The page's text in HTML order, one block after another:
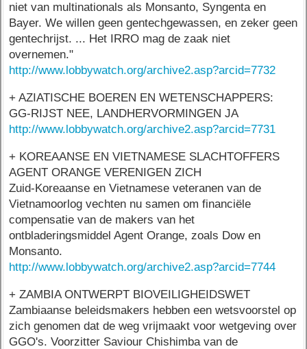
niet van multinationals als Monsanto, Syngenta en
Bayer. We willen geen gentechgewassen, en zeker geen
gentechrijst. ... Het IRRO mag de zaak niet
overnemen."
http://www.lobbywatch.org/archive2.asp?arcid=7732
+ AZIATISCHE BOEREN EN WETENSCHAPPERS:
GG-RIJST NEE, LANDHERVORMINGEN JA
http://www.lobbywatch.org/archive2.asp?arcid=7731
+ KOREAANSE EN VIETNAMESE SLACHTOFFERS
AGENT ORANGE VERENIGEN ZICH
Zuid-Koreaanse en Vietnamese veteranen van de
Vietnamoorlog vechten nu samen om financiële
compensatie van de makers van het
ontbladeringsmiddel Agent Orange, zoals Dow en
Monsanto.
http://www.lobbywatch.org/archive2.asp?arcid=7744
+ ZAMBIA ONTWERPT BIOVEILIGHEIDSWET
Zambiaanse beleidsmakers hebben een wetsvoorstel op
zich genomen dat de weg vrijmaakt voor wetgeving over
GGO's. Voorzitter Saviour Chishimba van de